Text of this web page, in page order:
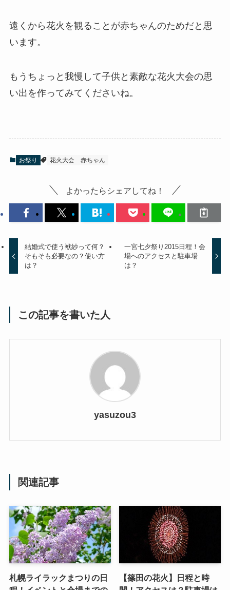
遠くから花火を観ることが赤ちゃんのためだと思
います。
もうちょっと我慢して子供と素敵な花火大会の思
い出を作ってみてくださいね。
お祭り 花火大会 赤ちゃん
よかったらシェアしてね！
結婚式で使う袱紗って何？
そもそも必要なの？使い方
は？
一宮七夕祭り2015日程！会
場へのアクセスと駐車場
は？
この記事を書いた人
yasuzou3
関連記事
札幌ライラックまつりの日
【篠田の花火】日程と時